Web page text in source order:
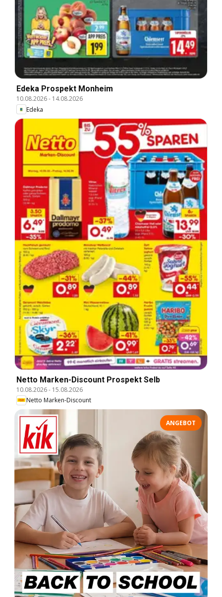
Edeka Prospekt Monheim
10.08.2026- 14.08.2026
Edeka
Netto Marken-Discount Prospekt Selb
10.08.2026- 15.08.2026
Netto Marken-Discount
ANGEBOT